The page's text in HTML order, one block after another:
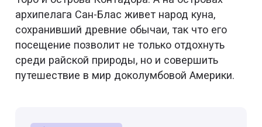
архипелага Сан-Блас живет народ куна,
сохранивший древние обычаи, так что его
посещение позволит не только отдохнуть
среди райской природы, но и совершить
путешествие в мир доколумбовой Америки.